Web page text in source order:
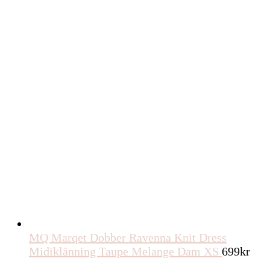
MQ Marqet Dobber Ravenna Knit Dress
Midiklänning Taupe Melange Dam XS 699kr